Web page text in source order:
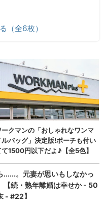
（全6枚）